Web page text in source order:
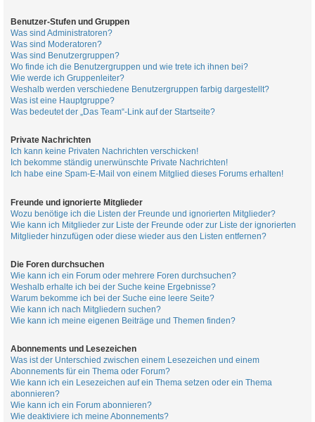
Benutzer-Stufen und Gruppen
Was sind Administratoren?
Was sind Moderatoren?
Was sind Benutzergruppen?
Wo finde ich die Benutzergruppen und wie trete ich ihnen bei?
Wie werde ich Gruppenleiter?
Weshalb werden verschiedene Benutzergruppen farbig dargestellt?
Was ist eine Hauptgruppe?
Was bedeutet der „Das Team“-Link auf der Startseite?
Private Nachrichten
Ich kann keine Privaten Nachrichten verschicken!
Ich bekomme ständig unerwünschte Private Nachrichten!
Ich habe eine Spam-E-Mail von einem Mitglied dieses Forums erhalten!
Freunde und ignorierte Mitglieder
Wozu benötige ich die Listen der Freunde und ignorierten Mitglieder?
Wie kann ich Mitglieder zur Liste der Freunde oder zur Liste der ignorierten
Mitglieder hinzufügen oder diese wieder aus den Listen entfernen?
Die Foren durchsuchen
Wie kann ich ein Forum oder mehrere Foren durchsuchen?
Weshalb erhalte ich bei der Suche keine Ergebnisse?
Warum bekomme ich bei der Suche eine leere Seite?
Wie kann ich nach Mitgliedern suchen?
Wie kann ich meine eigenen Beiträge und Themen finden?
Abonnements und Lesezeichen
Was ist der Unterschied zwischen einem Lesezeichen und einem
Abonnements für ein Thema oder Forum?
Wie kann ich ein Lesezeichen auf ein Thema setzen oder ein Thema
abonnieren?
Wie kann ich ein Forum abonnieren?
Wie deaktiviere ich meine Abonnements?